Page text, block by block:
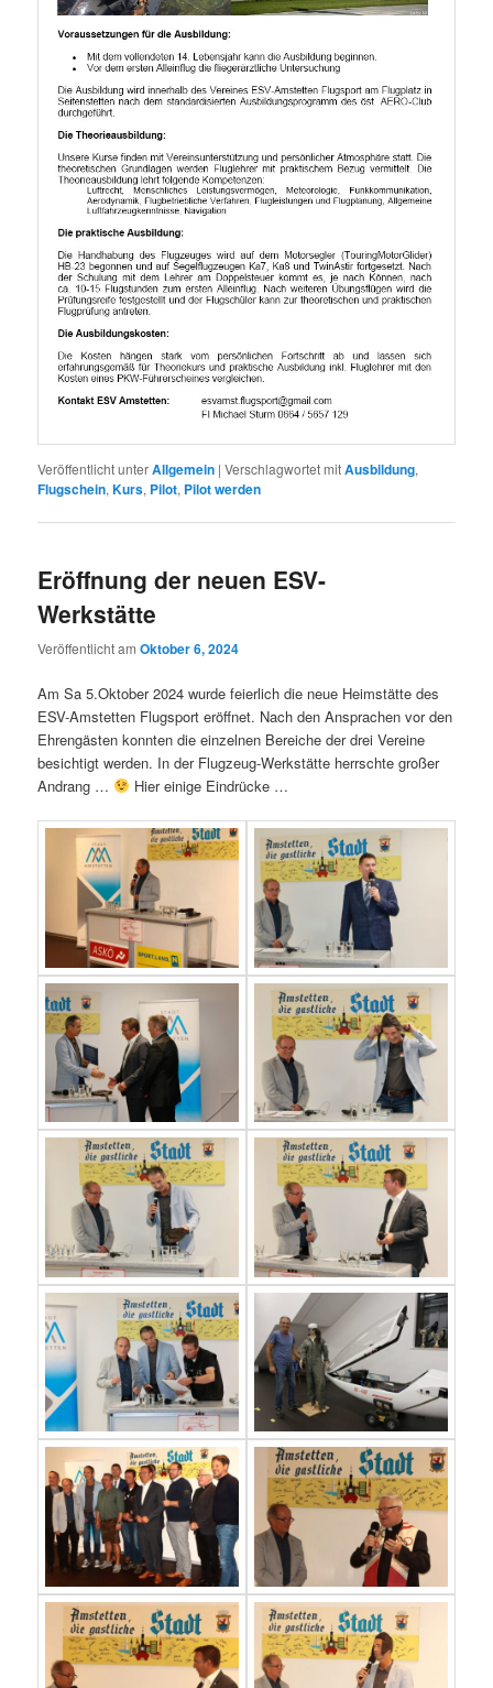
Veröffentlicht unterAllgemein |Verschlagwortet mitAusbildung,
Flugschein,Kurs, Pilot, Pilot werden
Eröffnung der neuen ESV-
Werkstätte
Veröffentlicht amOktober 6, 2024
Am Sa 5.Oktober 2024 wurde feierlich die neue Heimstätte des
ESV-Amstetten Flugsport eröffnet. Nach den Ansprachen vor den
Ehrengästen konnten die einzelnen Bereiche der drei Vereine
besichtigt werden. In der Flugzeug-Werkstätte herrschte großer
Andrang …
Hier einige Eindrücke …